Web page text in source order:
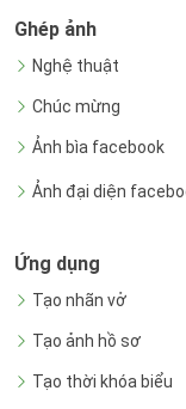
Ghép ảnh
Nghệ thuật
Chúc mừng
Ảnh bìa facebook
Ảnh đại diện
Ứng dụng
Tạo nhãn vở
Tạo ảnh hồ sơ
Tạo thời khóa biểu